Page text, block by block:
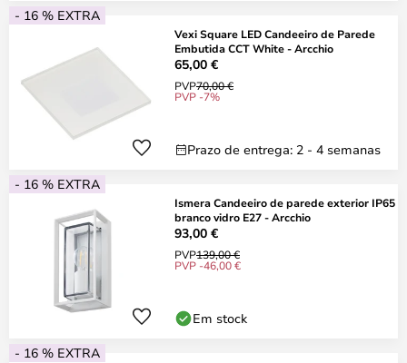
- 16 % EXTRA
Vexi Square LED Candeeiro de Parede
Embutida CCT White - Arcchio
65,00 €
PVP70,00 €
PVP -7%
Prazo de entrega: 2 - 4 semanas
- 16 % EXTRA
Ismera Candeeiro de parede exterior IP65
branco vidro E27 - Arcchio
93,00 €
PVP139,00 €
PVP -46,00 €
Em stock
- 16 % EXTRA